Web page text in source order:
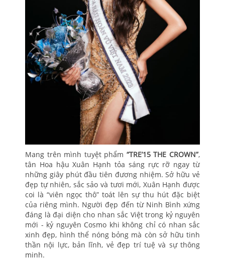
Mang trên mình tuyệt phẩm “TRE’15 THE CROWN”,
tân Hoa hậu Xuân Hạnh tỏa sáng rực rỡ ngay từ
những giây phút đầu tiên đương nhiệm. Sở hữu vẻ
đẹp tự nhiên, sắc sảo và tươi mới, Xuân Hạnh được
coi là “viên ngọc thô” toát lên sự thu hút đặc biệt
của riêng mình. Người đẹp đến từ Ninh Bình xứng
đáng là đại diện cho nhan sắc Việt trong kỷ nguyên
mới - kỷ nguyên Cosmo khi không chỉ có nhan sắc
xinh đẹp, hình thể nóng bỏng mà còn sở hữu tinh
thần nội lực, bản lĩnh, vẻ đẹp trí tuệ và sự thông
minh.